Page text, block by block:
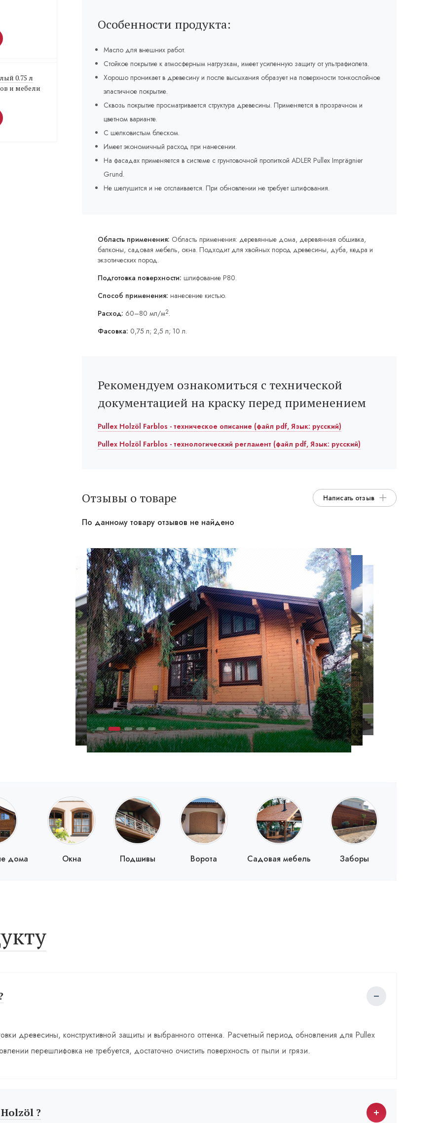
0.75 л
и мебели
Особенности продукта:
Масло для внешних работ.
Стойкое покрытие к атмосферным нагрузкам, имеет усиленную защиту от ультрафиолета.
Хорошо проникает в древесину и после высыхания образует на поверхности тонкослойное
эластичное покрытие.
Сквозь покрытие просматривается структура древесины. Применяется в прозрачном и
цветном варианте.
С шелковистым блеском.
Имеет экономичный расход при нанесении.
На фасадах применяется в системе с грунтовочной пропиткой ADLER Pullex Imprägnier
Grund.
Не шелушится и не отслаивается. При обновлении не требует шлифования.
Область применения: Область применения: деревянные дома, деревянная обшивка,
балконы, садовая мебель, окна. Подходит для хвойных пород древесины, дуба, кедра и
экзотических пород.
Подготовка поверхности: шлифование P80.
Способ применения: нанесение кистью.
Расход: 60–80 мл/м2.
Фасовка: 0,75 л; 2,5 л; 10 л.
Рекомендуем ознакомиться с технической
документацией на краску перед применением
Pullex Holzöl Farblos - техническое описание (файл pdf, Язык: русский)
Pullex Holzöl Farblos - технологический регламент (файл pdf, Язык: русский)
Отзывы о товаре Написать отзыв
По данному товару отзывов не найдено
дома Окна Подшивы Ворота Садовая мебель Заборы
древесины, конструктивной защиты и выбранного оттенка. Расчетный период обновления для Pullex
перешлифовка не требуется, достаточно очистить поверхность от пыли и грязи.
?